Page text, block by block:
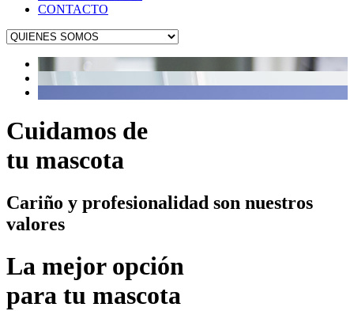
CONTACTO
Cuidamos de
tu mascota
Cariño y profesionalidad son nuestros
valores
La mejor opción
para tu mascota